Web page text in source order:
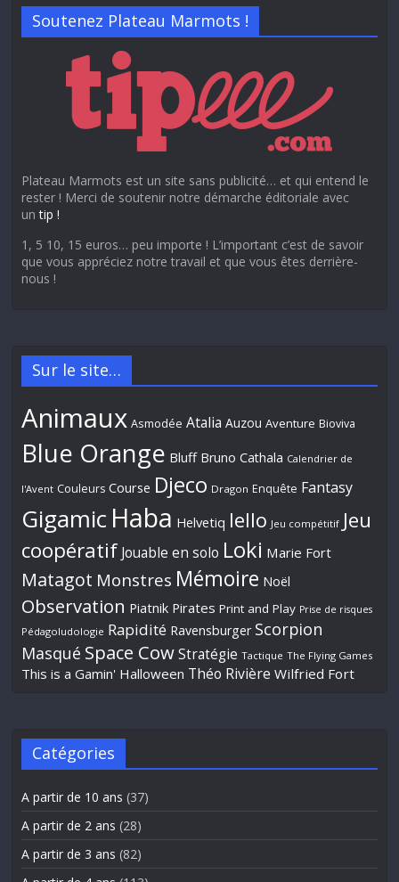
Soutenez Plateau Marmots !
Plateau Marmots est un site sans publicité… et qui entend le
rester ! Merci de soutenir notre démarche éditoriale avec
untip !
1, 5 10, 15 euros… peu importe ! L’important c’est de savoir
que vous appréciez notre travail et que vous êtes derrière-
nous !
Sur le site…
Animaux Asmodée Atalia Auzou Aventure Bioviva
Blue Orange Bluff Bruno Cathala Calendrier de
l'Avent Couleurs Course Djeco Dragon Enquête Fantasy
Gigamic Haba Helvetiq Iello Jeu compétitif Jeu
coopératif Jouable en solo Loki Marie Fort
Matagot Monstres Mémoire Noël
Observation Piatnik Pirates Print and Play Prise de risques
Pédagoludologie Rapidité Ravensburger Scorpion
Masqué Space Cow Stratégie Tactique The Flying Games
This is a Gamin' Halloween Théo Rivière Wilfried Fort
Catégories
A partir de 10 ans (37)
A partir de 2 ans (28)
A partir de 3 ans (82)